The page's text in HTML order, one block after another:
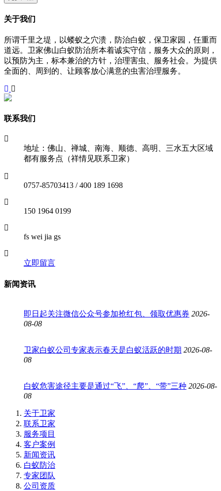
关于我们
所谓千里之堤，以蝼蚁之穴溃，防治白蚁，保卫家园，任重而
道远。卫家佛山白蚁防治所本着诚实守信，服务大众的原则，
以预防为主，标本兼治的方针，治理害虫、服务社会。为提供
全面的、周到的、让顾客放心满意的虫害治理服务。
联系我们
地址：佛山、禅城、南海、顺德、高明、三水五大区域
都有服务点（祥情见联系卫家）
0757-85703413 / 400 189 1698
150 1964 0199
fs wei jia gs
立即留言
新闻资讯
即日起关注微信公众号参加抢红包、领取优惠券 2026-
08-08
卫家白蚁公司专家表示春天是白蚁活跃的时期 2026-08-
08
白蚁危害途径主要是通过“飞”、“爬”、“带”三种 2026-08-
08
关于卫家
联系卫家
服务项目
客户案例
新闻资讯
白蚁防治
专家团队
公司资质